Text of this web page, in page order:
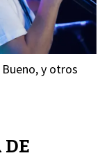
y otros
DE